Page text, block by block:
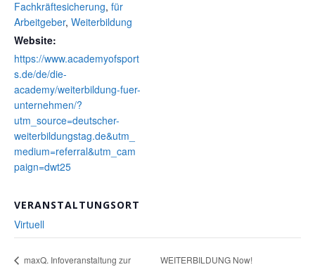
Fachkräftesicherung, für
Arbeitgeber, Weiterbildung
Website:
https://www.academyofsport
s.de/de/die-
academy/weiterbildung-fuer-
unternehmen/?
utm_source=deutscher-
weiterbildungstag.de&utm_
medium=referral&utm_cam
paign=dwt25
VERANSTALTUNGSORT
Virtuell
maxQ. Infoveranstaltung zur
WEITERBILDUNG Now!